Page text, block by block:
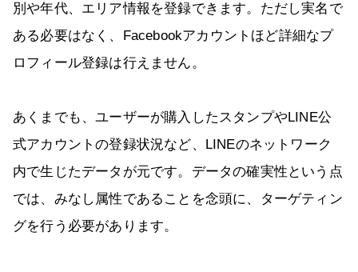
別や年代、エリア情報を登録できます。ただし実名で
ある必要はなく、Facebookアカウントほど詳細なプ
ロフィール登録は行えません。
あくまでも、ユーザーが購入したスタンプやLINE公
式アカウントの登録状況など、LINEのネットワーク
内で生じたデータが元です。データの確実性という点
では、みなし属性であることを念頭に、ターゲティン
グを行う必要があります。